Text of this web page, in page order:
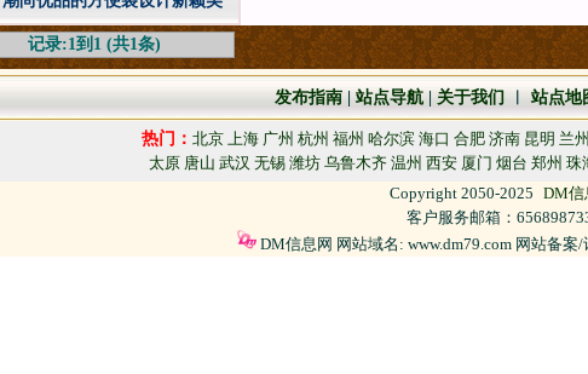
观时尚
记录:1到1 (共1条)
发布指南 |站点导航| 关于我们 站点地
热门： 北京 上海 广州 杭州 福州 哈尔滨 海口 合肥 济南 昆明 兰州
太原 唐山 武汉 无锡 潍坊 乌鲁木齐 温州 西安 厦门 烟台 郑州 珠
Copyright 2050-2025 DM信
客户服务邮箱：
DM信息网 网站域名: www.dm79.com 网站备